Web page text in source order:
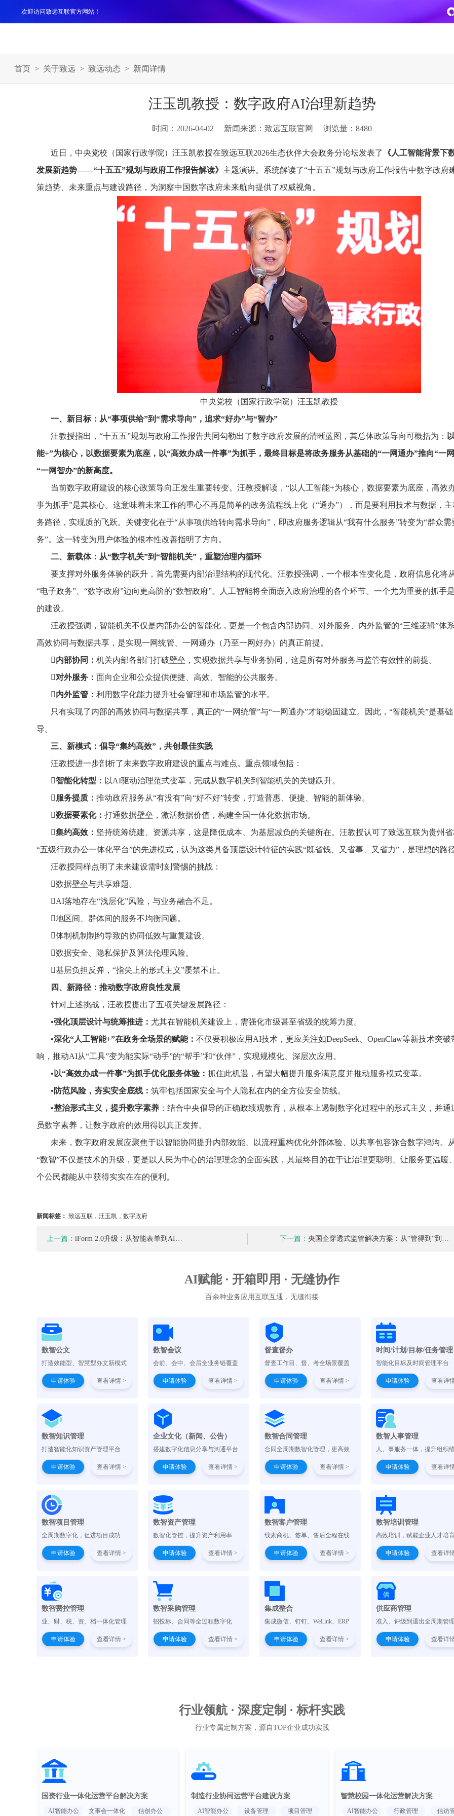
欢迎访问致远互联官方网站！
新一代AI智能体家族
CoMi Builder CoMi APP
滚动查看更多
协同运营与业务创新深度融合
央国企一体化 文事会一体化
信创
运营商解决方案
推进数字政府和数字企业转型
集团管控
支撑集团治理、控制与宏
安全生产
点线面结合，安全风险管控新策略
穿透式监管
数智驱动，全域穿透
穿透式智能科技
全级次穿透，数智驱动科技管理
人业财一体化
数智合规管控 数据驱动经营
首页 > 关于致远 > 致远动态 > 新闻详情
汪玉凯教授：数字政府AI治理新趋势
时间：2026-04-02 新闻来源：致远互联官网 浏览量：8480
近日，中央党校（国家行政学院）汪玉凯教授在致远互联2026生态伙伴大会政务分论坛发表了
《人工智能背景下
发展新趋势——“十五五”规划与政府工作报告解读》 主题演讲。系统解读了“十五五”规划与政府工作报告中数字政府
策趋势、未来重点与建设路径，为洞察中国数字政府未来航向提供了权威视角。
中央党校（国家行政学院）汪玉凯教授
一、新目标：从“事项供给”到“需求导向”，追求“好办”与“智办”
汪教授指出，“十五五”规划与政府工作报告共同勾勒出了数字政府发展的清晰蓝图，其总体政策导向可概括为：
能+”为核心，以数据要素为底座，以“高效办成一件事”为抓手，最终目标是将政务服务从基础的“一网通办”推向“一
“一网智办”的新高度。
当前数字政府建设的核心政策导向正发生重要转变。汪教授解读，“以人工智能+为核心，数据要素为底座，高效
事为抓手”是其核心。这意味着未来工作的重心不再是简单的政务流程线上化（“通办”），而是要利用技术与数据，主
务路径，实现质的飞跃。关键变化在于“从事项供给转向需求导向”，即政府服务逻辑从“我有什么服务”转变为“群众需
务”。这一转变为用户体验的根本性改善指明了方向。
二、新载体：从“数字机关”到“智能机关”，重塑治理内循环
要支撑对外服务体验的跃升，首先需要内部治理结构的现代化。汪教授强调，一个根本性变化是，政府信息化将
“电子政务”、“数字政府”迈向更高阶的“数智政府”。人工智能将全面嵌入政府治理的各个环节。一个尤为重要的抓手
的建设。
汪教授强调，智能机关不仅是内部办公的智能化，更是一个包含内部协同、对外服务、内外监管的“三维逻辑”体
高效协同与数据共享，是实现一网统管、一网通办（乃至一网好办）的真正前提。
‌内部协同‌： 机关内部各部门打破壁垒，实现数据共享与业务协同，这是所有对外服务与监管有效性的前提。
‌对外服务‌： 面向企业和公众提供便捷、高效、智能的公共服务。
‌内外监管‌： 利用数字化能力提升社会管理和市场监管的水平。
只有实现了内部的高效协同与数据共享，真正的“一网统管”与“一网通办”才能稳固建立。因此，“智能机关”是基
导。
三、新模式：倡导“集约高效”，共创最佳实践
汪教授进一步剖析了未来数字政府建设的重点与难点。重点领域包括：
智能化转型‌： 以AI驱动治理范式变革，完成从数字机关到智能机关的关键跃升。
服务提质‌： 推动政府服务从“有没有”向“好不好”转变，打造普惠、便捷、智能的新体验。
数据要素化‌： 打通数据壁垒，激活数据价值，构建全国一体化数据市场。
集约高效‌： 坚持统筹统建、资源共享，这是降低成本、为基层减负的关键所在。汪教授认可了致远互联为贵州
“五级行政办公一体化平台”的先进模式，认为这类具备顶层设计特征的实践“既省钱、又省事、又省力”，是理想的路径
汪教授同样点明了未来建设需时刻警惕的挑战：
数据壁垒与共享难题。
AI落地存在“浅层化”风险，与业务融合不足。
地区间、群体间的服务不均衡问题。
体制机制制约导致的协同低效与重复建设。
数据安全、隐私保护及算法伦理风险。
基层负担反弹，“指尖上的形式主义”屡禁不止。
四、新路径：推动数字政府良性发展‌
针对上述挑战，汪教授提出了五项关键发展路径：
•‌强化顶层设计与统筹推进‌： 尤其在智能机关建设上，需强化市级甚至省级的统筹力度。
•‌深化“人工智能+”在政务全场景的赋能‌： 不仅要积极应用AI技术，更应关注如DeepSeek、OpenClaw等新技术突破
响，推动AI从“工具”变为能实际“动手”的“帮手”和“伙伴”，实现规模化、深层次应用。
•‌以“高效办成一件事”为抓手优化服务体验‌： 抓住此机遇，有望大幅提升服务满意度并推动服务模式变革。
•‌防范风险，夯实安全底线‌： 筑牢包括国家安全与个人隐私在内的全方位安全防线。
•‌整治形式主义，提升数字素养‌ ：结合中央倡导的正确政绩观教育，从根本上遏制数字化过程中的形式主义，并通
员数字素养，让数字政府的效用得以真正发挥。
未来，数字政府发展应聚焦于以‌智能协同提升内部效能‌、以‌流程重构优化外部体验‌、以‌共享包容弥合数字鸿沟‌。
“数智”不仅是技术的升级，更是以人民为中心的治理理念的全面实践，其最终目的在于让治理更聪明、让服务更温暖
个公民都能从中获得实实在在的便利。
新闻标签： 致远互联，汪玉凯，数字政府
上一篇： iForm 2.0升级：从智能表单到AI… 下一篇： 央国企穿透式监管解决方案：从“管得到”到…
AI赋能 · 开箱即用 · 无缝协作
百余种业务应用互联互通，无缝衔接
数智公文
打造效能型、智慧型办文新模式
申请体验 查看详情 >
数智会议
会前、会中、会后全业务链覆盖
申请体验 查看详情 >
督查督办
督查工作目、督、考全场景覆盖
申请体验 查看详情 >
时间/计划/目标/任务管理
智能化目标及时间管理平台
申请体验 查看详
数智知识管理
打造智能化知识资产管理平台
申请体验 查看详情 >
企业文化（新闻、公告）
搭建数字化信息分享与沟通平台
申请体验 查看详情 >
数智合同管理
合同全周期数智化管理，更高效
申请体验 查看详情 >
数智人事管理
人、事服务一体，提升组织
申请体验 查看详
数智项目管理
全周期数字化，促进项目成功
申请体验 查看详情 >
数智资产管理
数智化管控，提升资产利用率
申请体验 查看详情 >
数智客户管理
线索商机、签单、售后全程在线
申请体验 查看详情 >
数智培训管理
高效培训，赋能企业人才培
申请体验 查看详
数智费控管理
业、财、税、资、档一体化管理
申请体验 查看详情 >
数智采购管理
招投标、合同等全过程数字化
申请体验 查看详情 >
集成整合
集成微信、钉钉、WeLink、ERP
申请体验 查看详情 >
供应商管理
准入、评级到退出全周期管理
申请体验 查看详
行业领航 · 深度定制 · 标杆实践
行业专属定制方案，源自TOP企业成功实践
国资行业一体化运营平台解决方案
AI智能办公 文事会一体化 信创办公
制造行业协同运营平台建设方案
AI智能办公 设备管理 项目管理
智慧校园一体化运营解决方案
AI智能办公 行政管理 信访